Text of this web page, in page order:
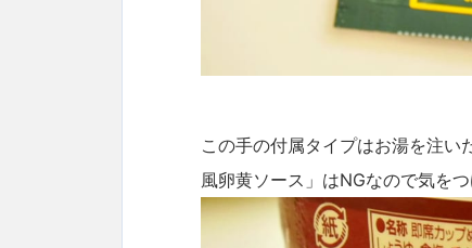
この手の付属タイプはお湯を注い
風卵黄ソース」はNGなので気をつ